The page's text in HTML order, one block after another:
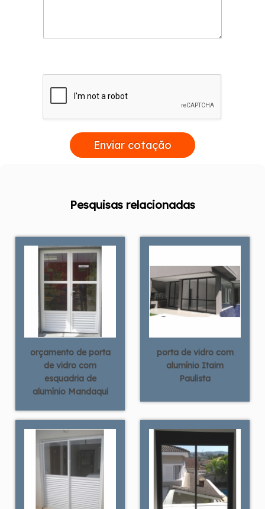
Enviar cotação
Pesquisas relacionadas
orçamento de porta
de vidro com
esquadria de
alumínio Mandaqui
porta de vidro com
alumínio Itaim
Paulista